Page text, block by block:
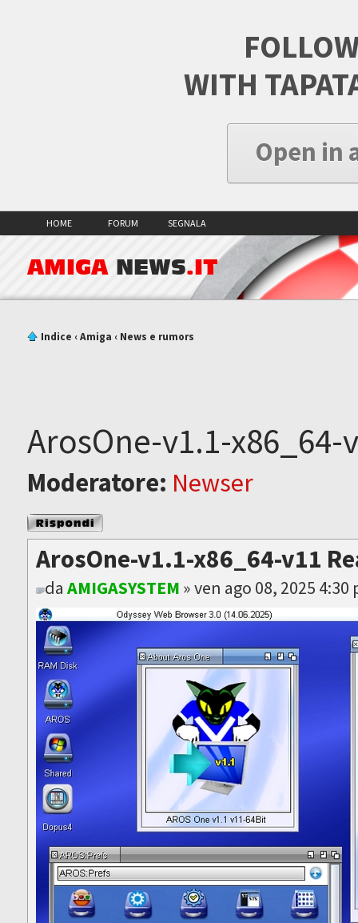
WITH
Open in
HOME FORUM SEGNALA
AMIGA NEWS.IT
Indice ‹Amiga ‹ News e rumors
ArosOne-v1.1-x86_64-
Moderatore: Newser
Rispondi al
messaggio
ArosOne-v1.1-x86_64-v11
daAMIGASYSTEM » ven ago 08, 2025 4:30